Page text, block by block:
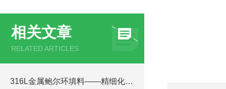
相关文章
RELATED ARTICLES
316L金属鲍尔环填料——精细化工高纯分离专用填料